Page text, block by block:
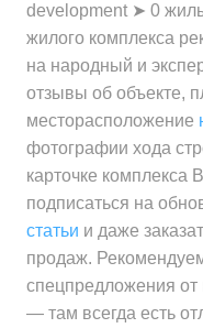
development ➤ 0
жилого комплекса
на народный и
отзывы об объекте,
месторасположение
фотографии хода
карточке комплекса
подписаться на
статьи и даже
продаж.
спецпредложения от
— там всегда есть